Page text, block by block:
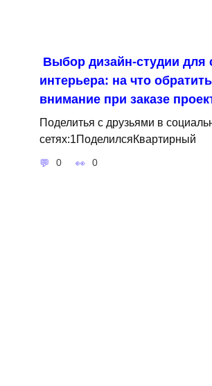
Выбор дизайн-студии для
интерьера: на что обратить
внимание при заказе
Поделитья с друзьями в
сетях:1ПоделилсяКвартирный
0 0